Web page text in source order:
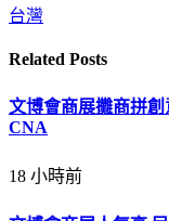
台灣
Related Posts
文博會商展攤商拼
CNA
18 小時前